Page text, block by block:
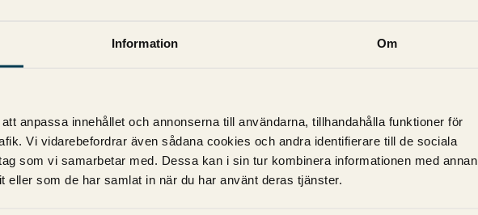
Information Om
anpassa innehållet och annonserna till användarna, tillhandahålla funktioner för
Vi vidarebefordrar även sådana cookies och andra identifierare till de sociala
som vi samarbetar med. Dessa kan i sin tur kombinera informationen med annan
eller som de har samlat in när du har använt deras tjänster.
spindlade av, renderar upp
hittar (när JS-koden är
dessa länkar på nytt skickas
de skicka tillbaka till Caffeine.
kommer vi antagligen hitta fler
process för Google,